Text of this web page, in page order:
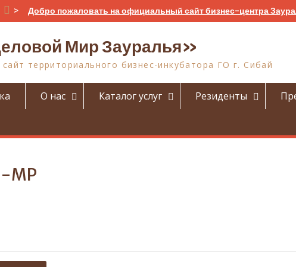
> Добро пожаловать на официальный сайт бизнес-центра
Мир Зауралья»
территориального бизнес-инкубатора ГО г. Сибай
О нас Каталог услуг Резиденты
MP